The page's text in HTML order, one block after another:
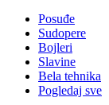
Posuđe
Sudopere
Bojleri
Slavine
Bela tehnika
Pogledaj sve